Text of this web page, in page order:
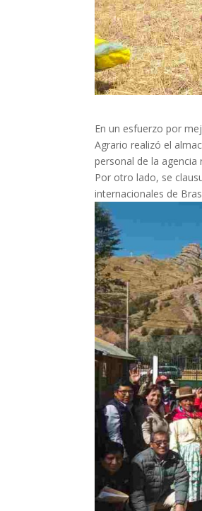
En un esfuerzo por
Agrario realizó el
personal de la
Por otro lado, se
internacionales de